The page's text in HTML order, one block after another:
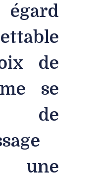
de
se
de
une